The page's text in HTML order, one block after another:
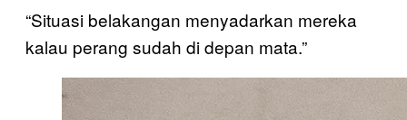
“Situasi belakangan menyadarkan mereka
kalau perang sudah di depan mata.”